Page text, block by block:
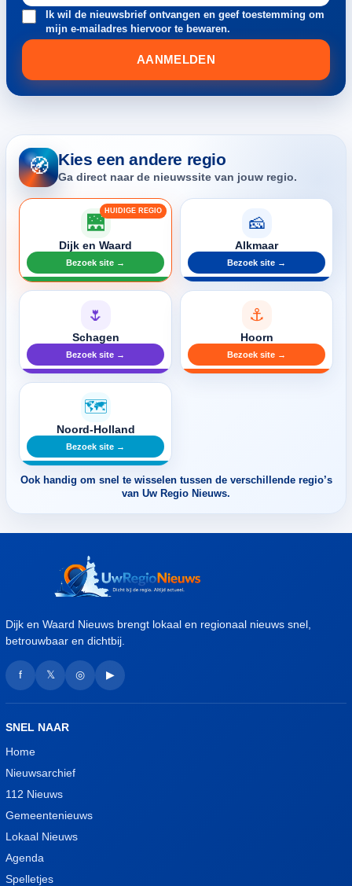
Ik wil de nieuwsbrief ontvangen en geef toestemming om
mijn e-mailadres hiervoor te bewaren.
AANMELDEN
🧭 Kies een andere regio
Ga direct naar de nieuwssite van jouw regio.
🌉
Dijk en Waard
Bezoek site →
🧀
Alkmaar
Bezoek site →
🌷
Schagen
Bezoek site →
⚓
Hoorn
Bezoek site →
🗺️
Noord-Holland
Bezoek site →
Ook handig om snel te wisselen tussen de verschillende regio’s
van Uw Regio Nieuws.
Dijk en Waard Nieuws brengt lokaal en regionaal nieuws snel,
betrouwbaar en dichtbij.
f 𝕏 ◎ ▶
SNEL NAAR
Home
Nieuwsarchief
112 Nieuws
Gemeentenieuws
Lokaal Nieuws
Agenda
Spelletjes